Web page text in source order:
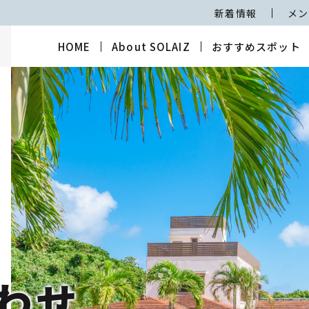
新着情報 メ
HOME About SOLAIZ おすすめスポット